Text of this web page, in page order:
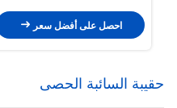
احصل على أفضل سعر
حقيبة السائبة الحصى